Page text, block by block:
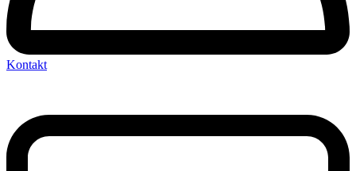
Kontakt